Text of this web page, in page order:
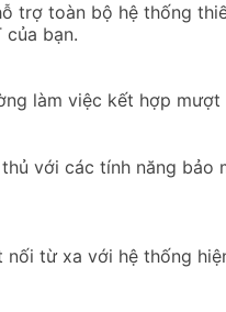
trợ toàn bộ hệ thống
của bạn.
làm việc kết hợp mượt
với các tính năng bảo
nối từ xa với hệ thống